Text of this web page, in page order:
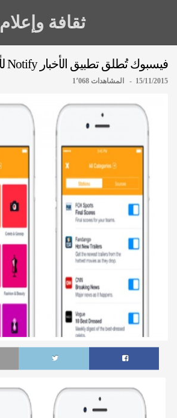
ثقافة وإعلام
فيسبوك تُطلق تطبيق الأخبار Notify لأجهزة الآيفون
15/11/2015 - المشاهدات 1٬068